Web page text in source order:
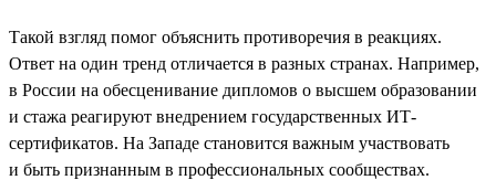
Такой взгляд помог объяснить противоречия в реакциях.
Ответ на один тренд отличается в разных странах. Например,
в России на обесценивание дипломов о высшем образовании
и стажа реагируют внедрением государственных ИТ-
сертификатов. На Западе становится важным участвовать
и быть признанным в профессиональных сообществах.